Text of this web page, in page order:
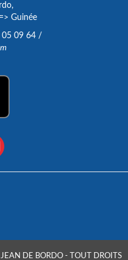
Guinée
09 64 /
DE BORDO - TOUT DROITS